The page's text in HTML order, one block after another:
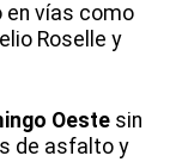
en vías como
Roselle y
Oeste sin
de asfalto y